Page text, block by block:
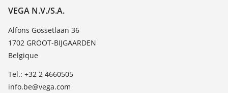
TeamViewer
À propos de VEGA
Contact
News
Presse
Blog
VEGA N.V./S.A.
Alfons Gossetlaan 36
1702 GROOT-BIJGAARDEN
Belgique
Tel.: +32 2 4660505
info.be@vega.com